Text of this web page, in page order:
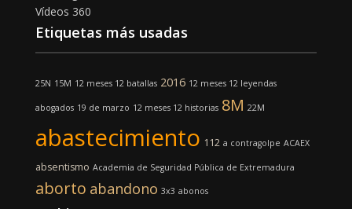
Vídeos 360
Etiquetas más usadas
25N 15M 12 meses 12 batallas 2016 12 meses 12 leyendas
abogados 19 de marzo 12 meses 12 historias 8M 22M
abastecimiento 112 a contragolpe ACAEX
absentismo Academia de Seguridad Pública de Extremadura
aborto abandono 3x3 abonos